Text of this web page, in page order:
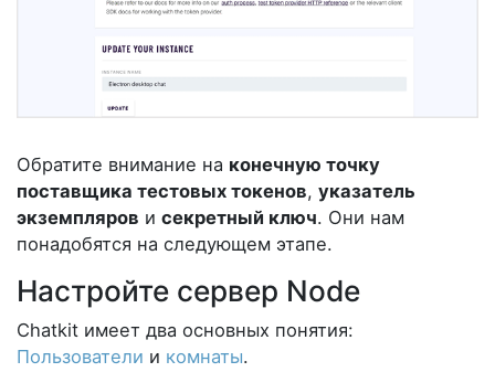
Обратите внимание на конечную точку
поставщика тестовых токенов, указатель
экземпляров и секретный ключ. Они нам
понадобятся на следующем этапе.
Настройте сервер Node
Chatkit имеет два основных понятия:
Пользователи и комнаты.